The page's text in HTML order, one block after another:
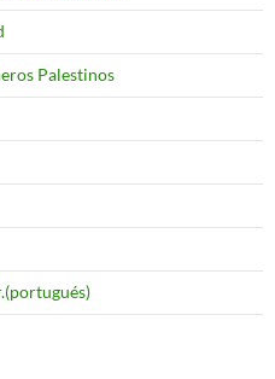
Palestinos